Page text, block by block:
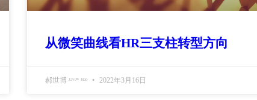
从微笑曲线看HR三支柱转型方向
郝世博 ᴶᵃᵛᵉⁿ ᴴᵃᵒ 2022年3月16日